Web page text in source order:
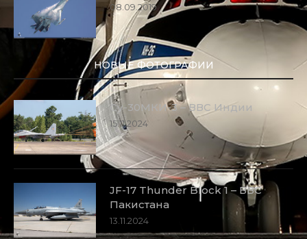
08.09.2019
НОВЫЕ ФОТОГРАФИИ
Су-30МКИ-3 – ВВС Индии
15.11.2024
JF-17 Thunder Block 1 – ВВС
Пакистана
13.11.2024